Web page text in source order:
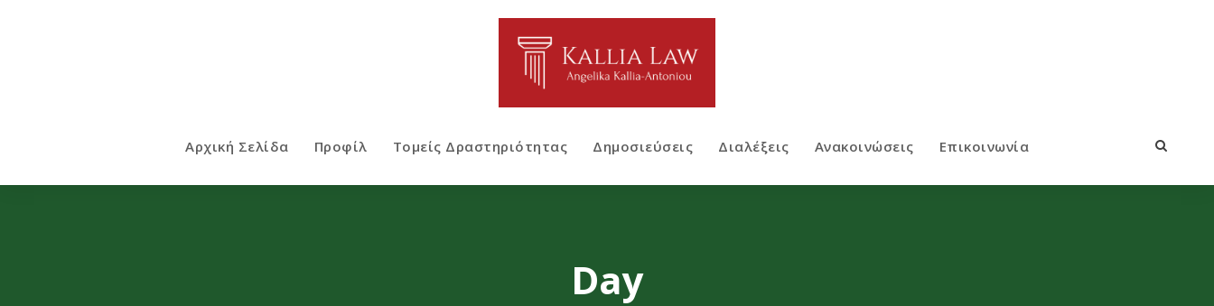
Αρχική Σελίδα Προφίλ Τομείς Δραστηριότητας Δημοσιεύσεις Διαλέξεις Ανακοινώσεις Επικοινωνία
Day